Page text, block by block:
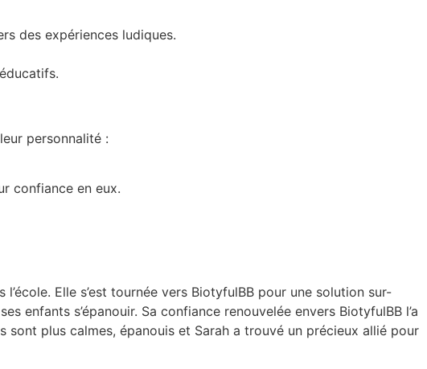
des expériences ludiques.
personnalité :
confiance en eux.
Elle s’est tournée vers BiotyfulBB pour une solution sur-
enfants s’épanouir. Sa confiance renouvelée envers BiotyfulBB l’a
sont plus calmes, épanouis et Sarah a trouvé un précieux allié pour